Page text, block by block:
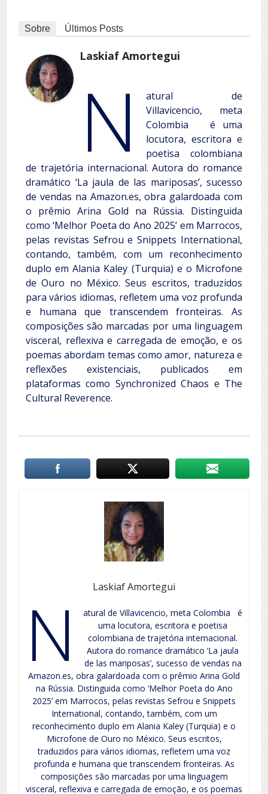
Sobre Últimos Posts
Laskiaf Amortegui
N
atural de
Villavicencio, meta
Colombia é uma
locutora, escritora e
poetisa colombiana
de trajetória internacional. Autora do romance
dramático ‘La jaula de las mariposas’, sucesso
de vendas na Amazon.es, obra galardoada com
o prêmio Arina Gold na Rússia. Distinguida
como ‘Melhor Poeta do Ano 2025’ em Marrocos,
pelas revistas Sefrou e Snippets International,
contando, também, com um reconhecimento
duplo em Alania Kaley (Turquia) e o Microfone
de Ouro no México. Seus escritos, traduzidos
para vários idiomas, refletem uma voz profunda
e humana que transcendem fronteiras. As
composições são marcadas por uma linguagem
visceral, reflexiva e carregada de emoção, e os
poemas abordam temas como amor, natureza e
reflexões existenciais, publicados em
plataformas como Synchronized Chaos e The
Cultural Reverence.
Laskiaf Amortegui
N
atural de Villavicencio, meta Colombia é
uma locutora, escritora e poetisa
colombiana de trajetória internacional.
Autora do romance dramático ‘La jaula
de las mariposas’, sucesso de vendas na
Amazon.es, obra galardoada com o prêmio Arina Gold
na Rússia. Distinguida como ‘Melhor Poeta do Ano
2025’ em Marrocos, pelas revistas Sefrou e Snippets
International, contando, também, com um
reconhecimento duplo em Alania Kaley (Turquia) e o
Microfone de Ouro no México. Seus escritos,
traduzidos para vários idiomas, refletem uma voz
profunda e humana que transcendem fronteiras. As
composições são marcadas por uma linguagem
visceral, reflexiva e carregada de emoção, e os poemas